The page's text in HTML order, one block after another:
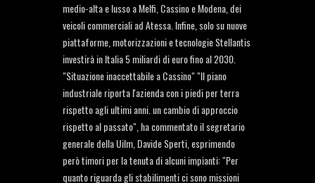
medio-alta e lusso a Melfi, Cassino e Modena, dei
veicoli commerciali ad Atessa. Infine, solo su nuove
piattaforme, motorizzazioni e tecnologie Stellantis
investirà in Italia 5 miliardi di euro fino al 2030.
"Situazione inaccettabile a Cassino" "Il piano
industriale riporta l'azienda con i piedi per terra
rispetto agli ultimi anni. un cambio di approccio
rispetto al passato", ha commentato il segretario
generale della Uilm, Davide Sperti, esprimendo
però timori per la tenuta di alcuni impianti: "Per
quanto riguarda gli stabilimenti ci sono missioni